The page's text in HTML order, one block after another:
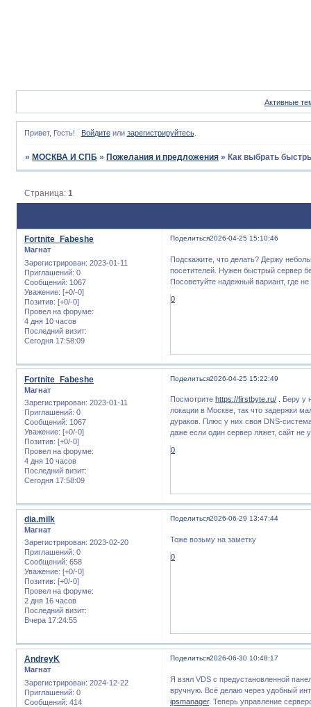
Активные
Привет, Гость! Войдитеили зарегистрируйтесь.
» МОСКВА И СПБ » Пожелания и предложения » Как выбрать
Страница:1
Поделиться2026-04-25 15:10:46
Fortnite_Fabeshe
Магнат
Зарегистрирован: 2023-01-11
Приглашений: 0
Сообщений: 1067
Уважение: [+0/-0]
Позитив: [+0/-0]
Провел на форуме:
4 дня 10 часов
Последний визит:
Сегодня 17:58:09
Подскажите, что делать? Держу
посетителей. Нужен быстрый сервер
Посоветуйте надежный вариант, где
0
Поделиться2026-04-25 15:22:49
Fortnite_Fabeshe
Магнат
Зарегистрирован: 2023-01-11
Приглашений: 0
Сообщений: 1067
Уважение: [+0/-0]
Позитив: [+0/-0]
Провел на форуме:
4 дня 10 часов
Последний визит:
Сегодня 17:58:09
Посмотрите https://firstbyte.ru/ . Беру у
локации в Москве, так что задержки
дураков. Плюс у них своя DNS-
даже если один сервер ляжет, сайт не
0
Поделиться2026-06-29 13:47:44
dia.milk
Магнат
Зарегистрирован: 2023-02-20
Приглашений: 0
Сообщений: 658
Уважение: [+0/-0]
Позитив: [+0/-0]
Провел на форуме:
2 дня 16 часов
Последний визит:
Вчера 17:24:55
Тоже возьму на заметку
0
Поделиться2026-06-30 10:48:17
AndreyK
Магнат
Зарегистрирован: 2024-12-22
Приглашений: 0
Сообщений: 414
Я взял VDS с предустановленной
вручную. Всё делаю через удобный
ipsmanager. Теперь управление